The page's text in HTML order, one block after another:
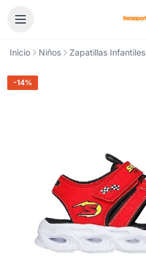
Inicio Niños Zapatillas Infantiles
-14%